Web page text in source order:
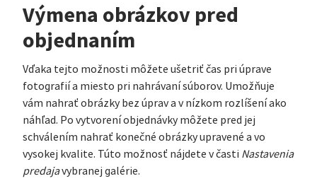
Výmena obrázkov pred
objednaním
Vďaka tejto možnosti môžete ušetriť čas pri úprave
fotografií a miesto pri nahrávaní súborov. Umožňuje
vám nahrať obrázky bez úprav a v nízkom rozlíšení ako
náhľad. Po vytvorení objednávky môžete pred jej
schválením nahrať konečné obrázky upravené a vo
vysokej kvalite. Túto možnosť nájdete v časti Nastavenia
predajavybranej galérie.